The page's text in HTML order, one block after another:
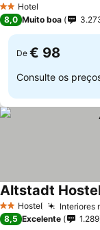
2 Estrelas
Hotel
8,0 Muito boa
De € 98
Consulte os
2 Estrelas
Hostel Interiores
Altstadt
8,5 Excelente 1.289